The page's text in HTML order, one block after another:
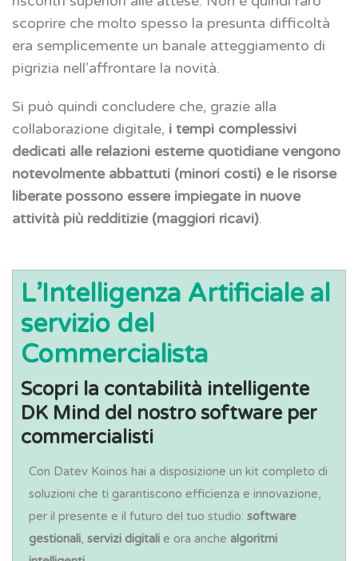
scoprire che molto spesso la presunta difficoltà
era semplicemente un banale atteggiamento di
pigrizia nell’affrontare la novità.
Si può quindi concludere che, grazie alla
collaborazione digitale, i tempi complessivi
dedicati alle relazioni esterne quotidiane vengono
notevolmente abbattuti (minori costi) e le risorse
liberate possono essere impiegate in nuove
attività più redditizie (maggiori ricavi).
L’Intelligenza Artificiale al
servizio del
Commercialista
Scopri la contabilità intelligente
DK Mind del nostro software per
commercialisti
Con Datev Koinos hai a disposizione un kit completo di
soluzioni che ti garantiscono efficienza e innovazione,
per il presente e il futuro del tuo studio: software
gestionali servizi digitali e ora anche algoritmi